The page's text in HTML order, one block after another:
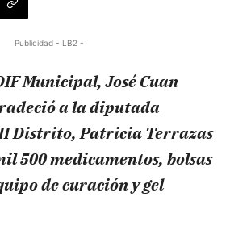
Publicidad - LB2 -
Municipal, José Cuan
a la diputada
Distrito, Patricia Terrazas
500 medicamentos, bolsas
de curación y gel